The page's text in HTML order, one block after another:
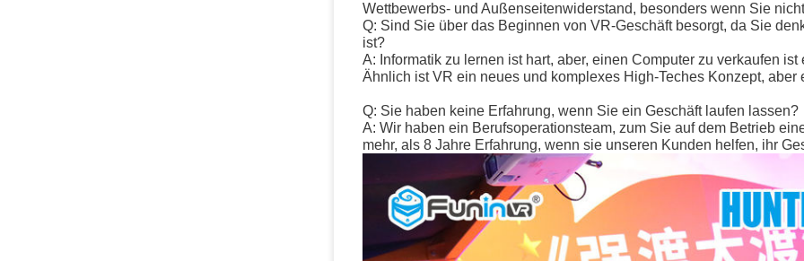
Wettbewerbs- und Außenseitenwiderstand, besonders wenn Sie
Q: Sind Sie über das Beginnen von VR-Geschäft besorgt, da Sie
ist?
A: Informatik zu lernen ist hart, aber, einen Computer zu verkaufen ist
Ähnlich ist VR ein neues und komplexes High-Teches Konzept,
Q: Sie haben keine Erfahrung, wenn Sie ein Geschäft laufen lassen?
A: Wir haben ein Berufsoperationsteam, zum Sie auf dem Betrieb
mehr, als 8 Jahre Erfahrung, wenn sie unseren Kunden helfen, ihr